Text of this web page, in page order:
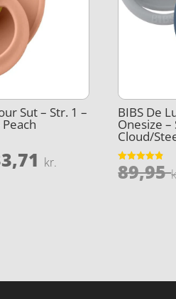
Sut – Str. 1 –
oprindelige
kr.
aktuelle
BIBS De
Onesize –
Cloud/
Vurderet
4.8
89,95